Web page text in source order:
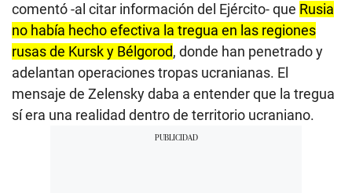
comentó -al citar información del Ejército- que Rusia
no había hecho efectiva la tregua en las regiones
rusas de Kursk y Bélgorod, donde han penetrado y
adelantan operaciones tropas ucranianas. El
mensaje de Zelensky daba a entender que la tregua
sí era una realidad dentro de territorio ucraniano.